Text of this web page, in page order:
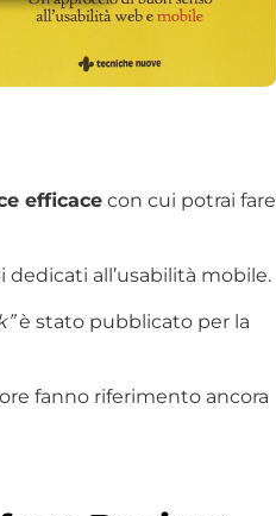
efficace con cui potrai fare
all’usabilità mobile.
è stato pubblicato per la
fanno riferimento ancora